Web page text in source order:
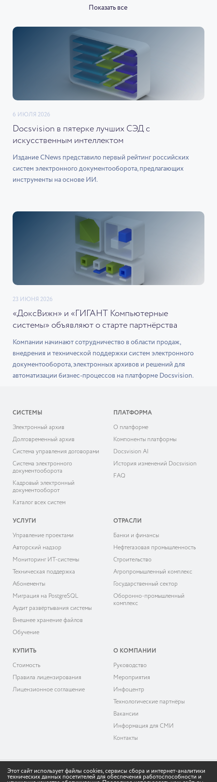
Показать все
6 ИЮЛЯ 2026
Docsvision в пятерке лучших СЭД с
искусственным интеллектом
Издание CNews представило первый рейтинг российских
систем электронного документооборота, предлагающих
инструменты на основе ИИ.
23 ИЮНЯ 2026
«ДоксВижн» и «ГИГАНТ Компьютерные
системы» объявляют о старте партнёрства
Компании начинают сотрудничество в области продаж,
внедрения и технической поддержки систем электронного
документооборота, электронных архивов и решений для
автоматизации бизнес-процессов на платформе Docsvision.
СИСТЕМЫ
Электронный архив
Долговременный архив
Система управления договорами
Система электронного
документооборота
Кадровый электронный
документооборот
Каталог всех систем
ПЛАТФОРМА
О платформе
Компоненты платформы
Docsvision AI
История изменений Docsvision
FAQ
УСЛУГИ
Управление проектами
Авторский надзор
Мониторинг ИТ-системы
Техническая поддержка
Абонементы
Миграция на PostgreSQL
Аудит развёртывания системы
Внешнее хранение файлов
Обучение
ОТРАСЛИ
Банки и финансы
Нефтегазовая промышленность
Строительство
Агропромышленный комплекс
Государственный сектор
Оборонно-промышленный
комплекс
КУПИТЬ
Cтоимость
Правила лицензирования
Лицензионное соглашение
О КОМПАНИИ
Руководство
Мероприятия
Инфоцентр
Технологические партнёры
Вакансии
Информация для СМИ
Контакты
© 2026 «ДоксВижн»
Этот сайт использует файлы cookies, сервисы сбора и интернет-аналитики
технических данных посетителей для обеспечения работоспособности и